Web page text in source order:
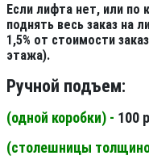
Если лифта нет, или по
поднять весь заказ на
1,5% от стоимости
этажа).
Ручной подъем:
(одной коробки) - 100
(столешницы